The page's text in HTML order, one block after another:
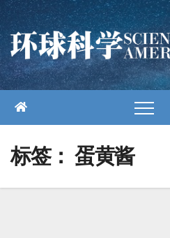
跳
至
内
容
标签： 蛋黄酱